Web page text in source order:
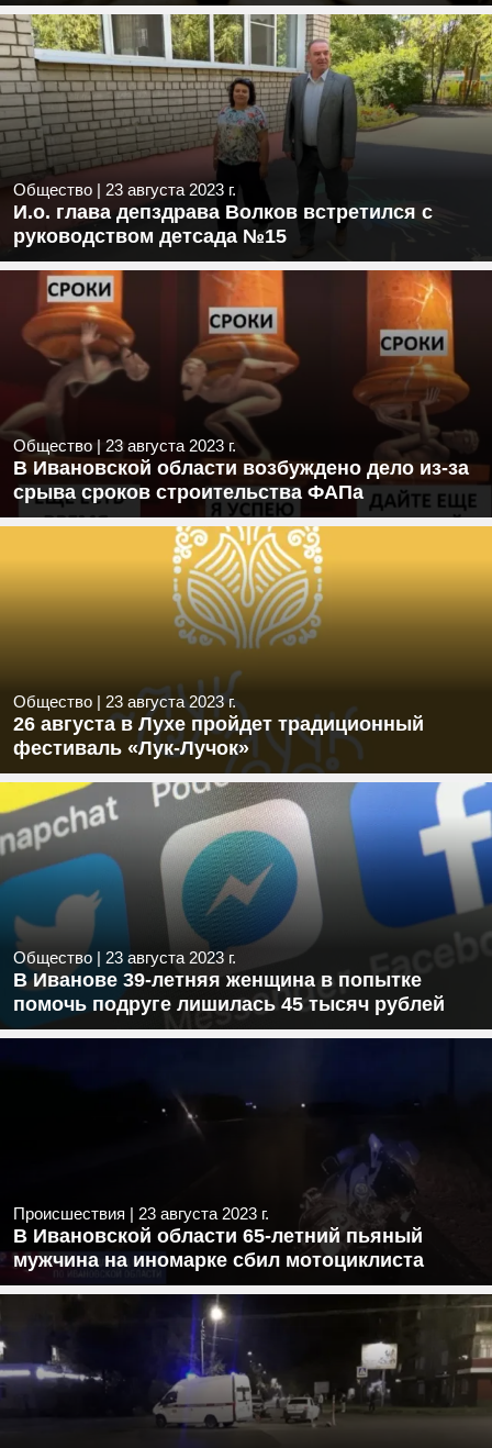
Общество | 23 августа 2023 г.
И.о. глава депздрава Волков встретился с
руководством детсада №15
Общество | 23 августа 2023 г.
В Ивановской области возбуждено дело из-за
срыва сроков строительства ФАПа
Общество | 23 августа 2023 г.
26 августа в Лухе пройдет традиционный
фестиваль «Лук-Лучок»
Общество | 23 августа 2023 г.
В Иванове 39-летняя женщина в попытке
помочь подруге лишилась 45 тысяч рублей
Происшествия | 23 августа 2023 г.
В Ивановской области 65-летний пьяный
мужчина на иномарке сбил мотоциклиста